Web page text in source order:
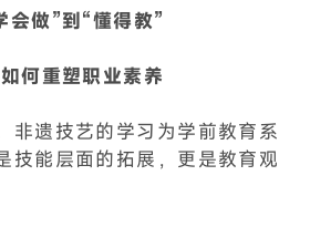
会做”到“懂得教”
何重塑职业素养
非遗技艺的学习为学前教育系
技能层面的拓展，更是教育观